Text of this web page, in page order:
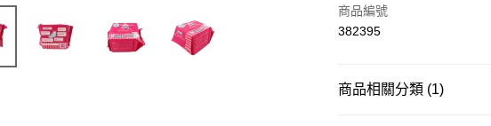
信用卡
商品編號
382395
商品相關分類 (1)